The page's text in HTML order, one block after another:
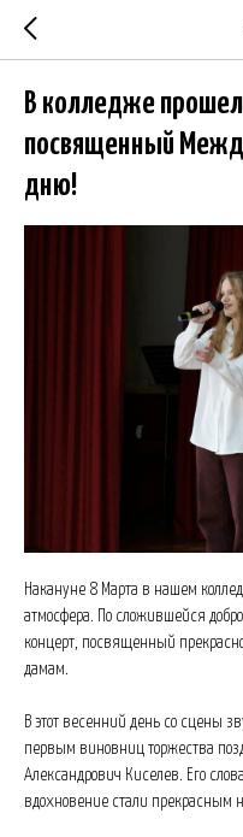
В колледже
посвященный
дню!
Накануне 8 Марта в нашем
атмосфера. По сложившейся
концерт, посвященный
дамам.
В этот весенний день со сцены
первым виновниц торжества
Александрович Киселев. Его
вдохновение стали прекрасным